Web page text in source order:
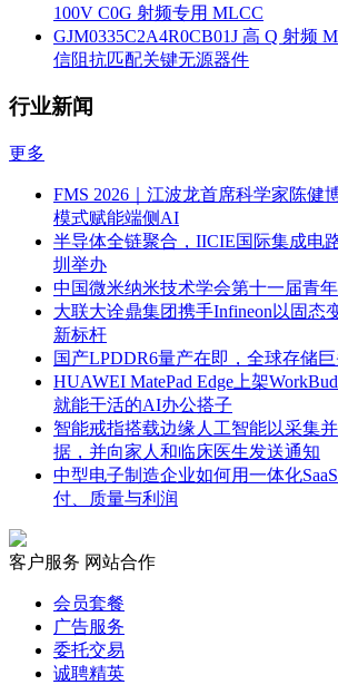
100V C0G 射频专用 MLCC
GJM0335C2A4R0CB01J 高 Q 射频
信阻抗匹配关键无源器件
行业新闻
更多
FMS 2026｜江波龙首席科学家陈健
模式赋能端侧AI
半导体全链聚合，IICIE国际集成电
圳举办
中国微米纳米技术学会第十一届青
大联大诠鼎集团携手Infineon以固态
新标杆
国产LPDDR6量产在即，全球存储
HUAWEI MatePad Edge上架
就能干活的AI办公搭子
智能戒指搭载边缘人工智能以采集
据，并向家人和临床医生发送通知
中型电子制造企业如何用一体化
付、质量与利润
客户服务 网站合作
会员套餐
广告服务
委托交易
诚聘精英